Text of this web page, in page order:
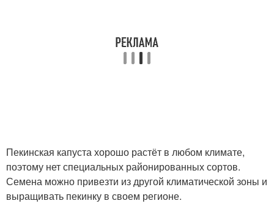
Пекинская капуста хорошо растёт в любом климате,
поэтому нет специальных районированных сортов.
Семена можно привезти из другой климатической зоны и
выращивать пекинку в своем регионе.